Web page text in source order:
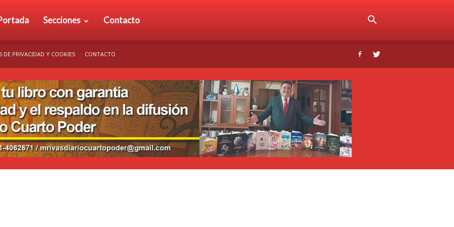
Secciones Contacto
DE PRIVACIDAD Y COOKIES CONTACTO